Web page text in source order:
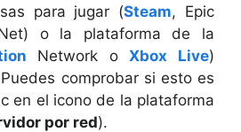
para jugar (Steam, Epic
o la plataforma de la
Network oXbox Live)
comprobar si esto es
en el icono de la plataforma
por red).